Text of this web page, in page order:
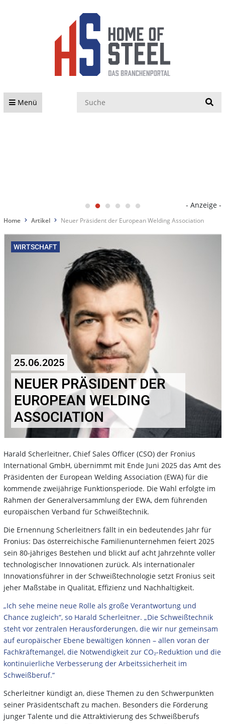
Menü
- Anzeige -
Home Artikel Neuer Präsident der European Welding Association
WIRTSCHAFT
25.06.2025
NEUER PRÄSIDENT DER
EUROPEAN WELDING
ASSOCIATION
Harald Scherleitner, Chief Sales Officer (CSO) der Fronius
International GmbH, übernimmt mit Ende Juni 2025 das Amt des
Präsidenten der European Welding Association (EWA) für die
kommende zweijährige Funktionsperiode. Die Wahl erfolgte im
Rahmen der Generalversammlung der EWA, dem führenden
europäischen Verband für Schweißtechnik.
Die Ernennung Scherleitners fällt in ein bedeutendes Jahr für
Fronius: Das österreichische Familienunternehmen feiert 2025
sein 80-jähriges Bestehen und blickt auf acht Jahrzehnte voller
technologischer Innovationen zurück. Als internationaler
Innovationsführer in der Schweißtechnologie setzt Fronius seit
jeher Maßstäbe in Qualität, Effizienz und Nachhaltigkeit.
„Ich sehe meine neue Rolle als große Verantwortung und
Chance zugleich“, so Harald Scherleitner. „Die Schweißtechnik
steht vor zentralen Herausforderungen, die wir nur gemeinsam
auf europäischer Ebene bewältigen können – allen voran der
Fachkräftemangel, die Notwendigkeit zur CO₂-Reduktion und die
kontinuierliche Verbesserung der Arbeitssicherheit im
Schweißberuf.“
Scherleitner kündigt an, diese Themen zu den Schwerpunkten
seiner Präsidentschaft zu machen. Besonders die Förderung
junger Talente und die Attraktivierung des Schweißberufs